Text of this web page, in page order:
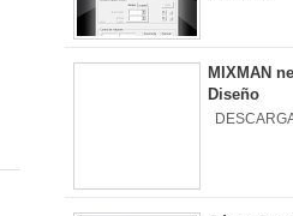
MIXMAN
Diseño